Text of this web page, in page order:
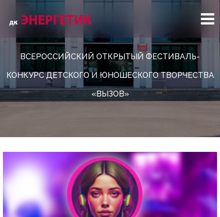
ВСЕРОССИЙСКИЙ ОТКРЫТЫЙ ФЕСТИВАЛЬ-
КОНКУРС ДЕТСКОГО И ЮНОШЕСКОГО ТВОРЧЕСТВА
«ВЫЗОВ»